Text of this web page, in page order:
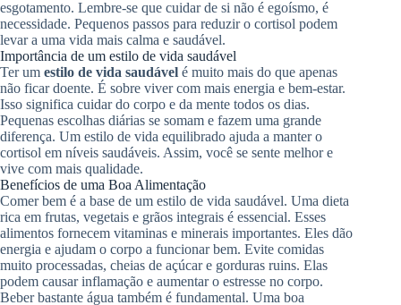
esgotamento. Lembre-se que cuidar de si não é egoísmo, é
necessidade. Pequenos passos para reduzir o cortisol podem
levar a uma vida mais calma e saudável.
Importância de um estilo de vida saudável
Ter um estilo de vida saudável é muito mais do que apenas
não ficar doente. É sobre viver com mais energia e bem-estar.
Isso significa cuidar do corpo e da mente todos os dias.
Pequenas escolhas diárias se somam e fazem uma grande
diferença. Um estilo de vida equilibrado ajuda a manter o
cortisol em níveis saudáveis. Assim, você se sente melhor e
vive com mais qualidade.
Benefícios de uma Boa Alimentação
Comer bem é a base de um estilo de vida saudável. Uma dieta
rica em frutas, vegetais e grãos integrais é essencial. Esses
alimentos fornecem vitaminas e minerais importantes. Eles dão
energia e ajudam o corpo a funcionar bem. Evite comidas
muito processadas, cheias de açúcar e gorduras ruins. Elas
podem causar inflamação e aumentar o estresse no corpo.
Beber bastante água também é fundamental. Uma boa